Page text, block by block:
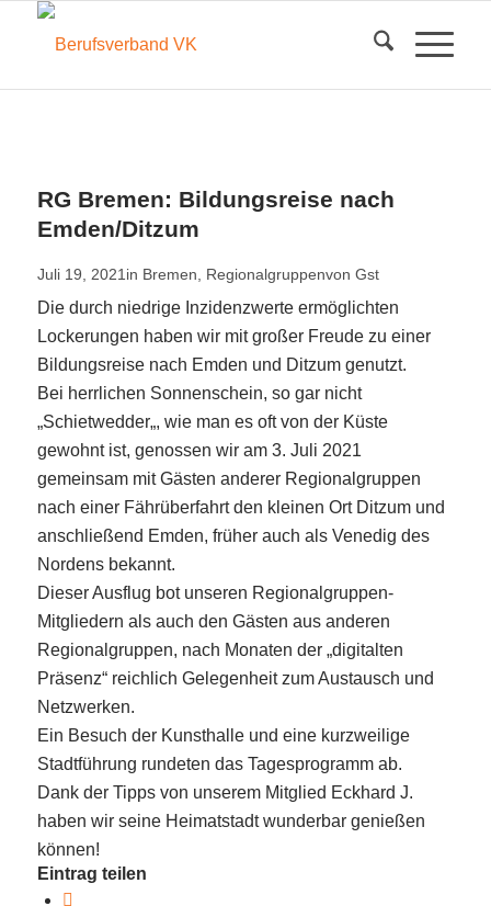
RG Bremen: Bildungsreise nach
Emden/Ditzum
Juli 19, 2021 in Bremen Regionalgruppenvon Gst
Die durch niedrige Inzidenzwerte ermöglichten
Lockerungen haben wir mit großer Freude zu einer
Bildungsreise nach Emden und Ditzumgenutzt.
Bei herrlichen Sonnenschein, so gar nicht
„Schietwedder„, wie man es oft von der Küste
gewohnt ist, genossen wir am 3. Juli 2021
gemeinsam mit Gästen anderer Regionalgruppen
nach einer Fährüberfahrt den kleinen Ort Ditzumund
anschließend Emden, früher auch als Venedig des
Nordens bekannt.
Dieser Ausflug bot unseren Regionalgruppen-
Mitgliedern als auch den Gästen aus anderen
Regionalgruppen, nach Monaten der „digitalten
Präsenz“ reichlich Gelegenheit zum Austausch und
Netzwerken.
Ein Besuch der Kunsthalle und eine kurzweilige
Stadtführung rundeten das Tagesprogramm ab.
Dank der Tipps von unserem Mitglied Eckhard J.
haben wir seine Heimatstadt wunderbar genießen
können!
Eintrag teilen